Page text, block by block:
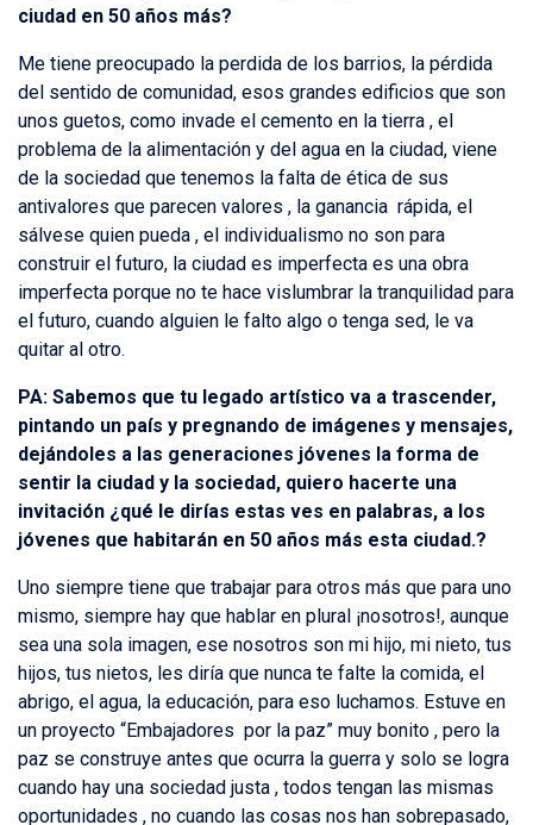
ciudad en 50 años más?
Me tiene preocupado la perdida de los barrios, la pérdida
del sentido de comunidad, esos grandes edificios que son
unos guetos, como invade el cemento en la tierra , el
problema de la alimentación y del agua en la ciudad, viene
de la sociedad que tenemos la falta de ética de sus
antivalores que parecen valores , la ganancia rápida, el
sálvese quien pueda , el individualismo no son para
construir el futuro, la ciudad es imperfecta es una obra
imperfecta porque no te hace vislumbrar la tranquilidad para
el futuro, cuando alguien le falto algo o tenga sed, le va
quitar al otro.
PA: Sabemos que tu legado artístico va a trascender,
pintando un país y pregnando de imágenes y mensajes,
dejándoles a las generaciones jóvenes la forma de
sentir la ciudad y la sociedad, quiero hacerte una
invitación ¿qué le dirías estas ves en palabras, a los
jóvenes que habitarán en 50 años más esta ciudad.?
Uno siempre tiene que trabajar para otros más que para uno
mismo, siempre hay que hablar en plural ¡nosotros!, aunque
sea una sola imagen, ese nosotros son mi hijo, mi nieto, tus
hijos, tus nietos, les diría que nunca te falte la comida, el
abrigo, el agua, la educación, para eso luchamos. Estuve en
un proyecto “Embajadores por la paz” muy bonito , pero la
paz se construye antes que ocurra la guerra y solo se logra
cuando hay una sociedad justa , todos tengan las mismas
oportunidades , no cuando las cosas nos han sobrepasado,